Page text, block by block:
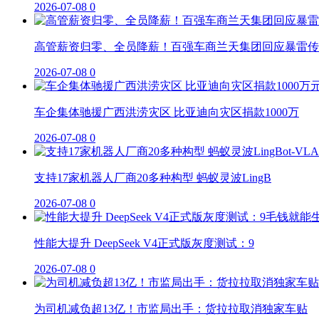
2026-07-08 0
高管薪资归零、全员降薪！百强车商兰天集团回应暴雷
2026-07-08 0
车企集体驰援广西洪涝灾区 比亚迪向灾区捐款1000万
2026-07-08 0
支持17家机器人厂商20多种构型 蚂蚁灵波LingB
2026-07-08 0
性能大提升 DeepSeek V4正式版灰度测试：9
2026-07-08 0
为司机减负超13亿！市监局出手：货拉拉取消独家车贴